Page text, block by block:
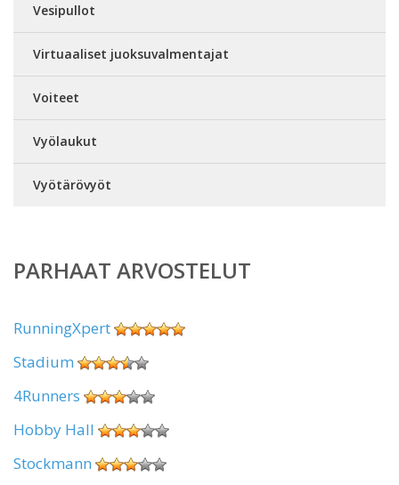
Vesipullot
Virtuaaliset juoksuvalmentajat
Voiteet
Vyölaukut
Vyötärövyöt
PARHAAT ARVOSTELUT
RunningXpert
Stadium
4Runners
Hobby Hall
Stockmann